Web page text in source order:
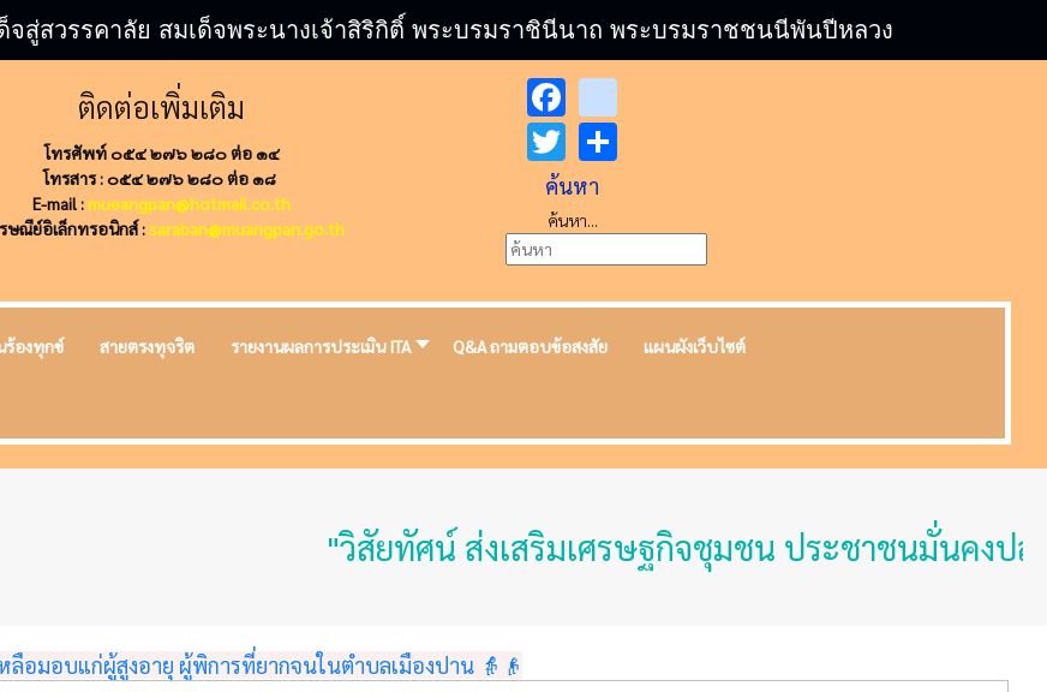
สู่สวรรคาลัย สมเด็จพระนางเจ้าสิริกิติ์ พระบรมราชินีนาถ พระบรมราชชนนีพันปีหลวง
ติดต่อเพิ่มเติม
โทรศัพท์ ๐๕๔ ๒๗๖ ๒๘๐ ต่อ ๑๔
โทรสาร : ๐๕๔ ๒๗๖ ๒๘๐ ต่อ ๑๘
E-mail :mueangpan@hotmail.co.th
ษณีย์อิเล็กทรอนิกส์ : saraban@muangpan.go.th
Facebook
Twitter
ค้นหา
ค้นหา...
ร้องทุกข์ สายตรงทุจริต รายงานผลการประเมิน ITA Q&A ถามตอบข้อสงสัย แผนผังเว็บไซต์
"วิสัยทัศน์ ส่งเสริมเศรษฐกิจชุมชน ประชาชนมั่นคงปลอดภั
ลือมอบแก่ผู้สูงอายุ ผู้พิการที่ยากจนในตำบลเมืองปาน 👵👴